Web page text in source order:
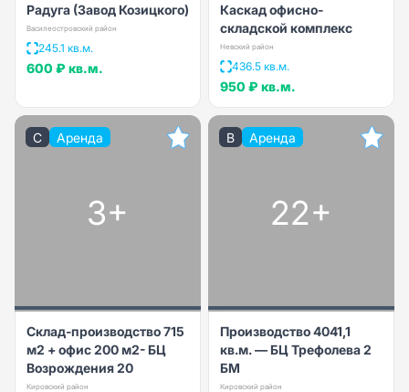
Радуга (Завод Козицкого)
Василеостровский район
245.1 кв.м.
600 ₽ кв.м.
Каскад офисно-
складской комплекс
Невский район
436.5 кв.м.
950 ₽ кв.м.
C Аренда
3+
Склад-производство 715
м2 + офис 200 м2- БЦ
Возрождения 20
Кировский район
B Аренда
22+
Производство 4041,1
кв.м. — БЦ Трефолева 2
БМ
Кировский район